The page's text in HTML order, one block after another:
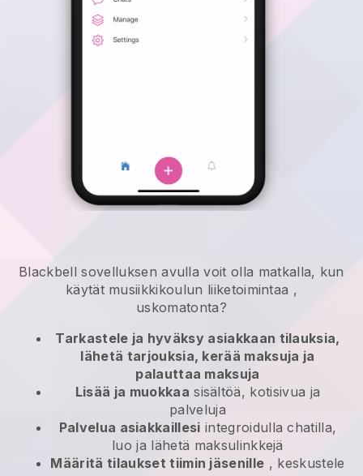
Blackbell sovelluksen avullavoit olla matkalla, kun
käytät musiikkikoulun liiketoimintaa ,
uskomatonta?
Tarkastele ja hyväksy asiakkaan tilauksia,
lähetä tarjouksia, kerää maksuja ja
palauttaa maksuja
Lisää ja muokkaa sisältöä, kotisivua ja
palveluja
Palvelua asiakkaillesi integroidulla chatilla,
luo ja lähetä maksulinkkejä
Määritä tilaukset tiimin jäsenille , keskustele